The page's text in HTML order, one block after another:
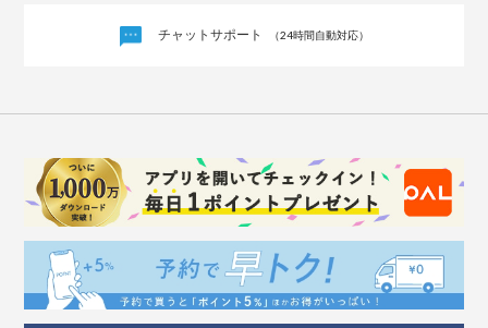
チャットサポート （24時間自動対応）